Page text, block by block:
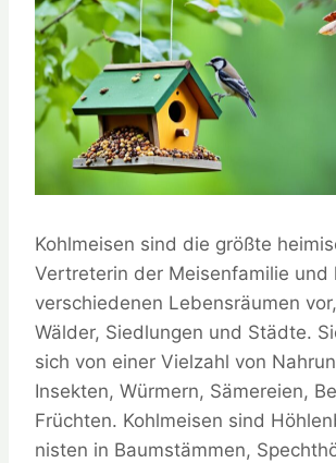
Kohlmeisen sind die größte
Vertreterin der Meisenfamilie und
verschiedenen Lebensräumen
Wälder, Siedlungen und Städte.
sich von einer Vielzahl von
Insekten, Würmern, Sämereien,
Früchten. Kohlmeisen sind
nisten in Baumstämmen,